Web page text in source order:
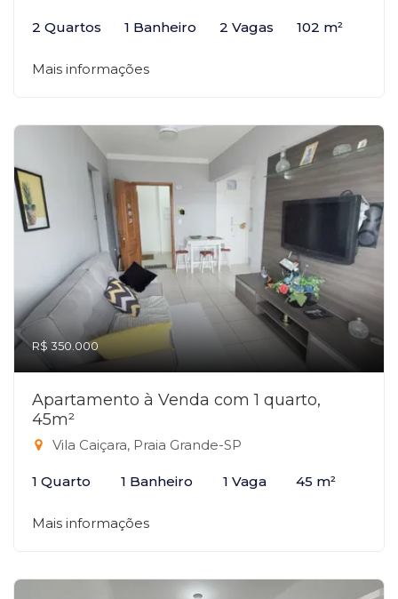
2 Quartos 1 Banheiro 2 Vagas 102 m²
Mais informações
R$ 350.000
Apartamento à Venda com 1 quarto,
45m²
Vila Caiçara, Praia Grande-SP
1 Quarto 1 Banheiro 1 Vaga 45 m²
Mais informações